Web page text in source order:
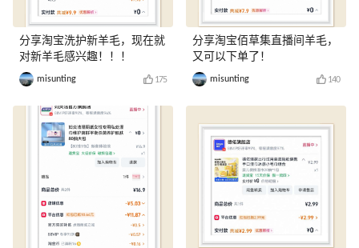
分享淘宝洗护新羊毛，现在就
对新羊毛感兴趣！！！
misunting 175
分享淘宝佰草集直播间羊毛，
又可以下单了！
misunting 140